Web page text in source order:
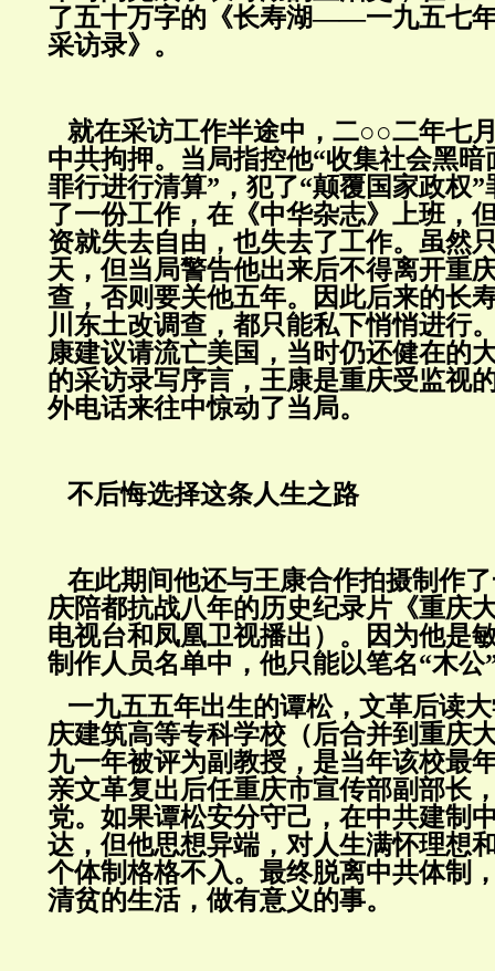
了五十万字的《长寿湖——一九五七
采访录》。
就在采访工作半途中，二○○二年七
中共拘押。当局指控他“收集社会黑暗
罪行进行清算”，犯了“颠覆国家政权
了一份工作，在《中华杂志》上班，
资就失去自由，也失去了工作。虽然
天，但当局警告他出来后不得离开重
查，否则要关他五年。因此后来的长
川东土改调查，都只能私下悄悄进行
康建议请流亡美国，当时仍还健在的
的采访录写序言，王康是重庆受监视
外电话来往中惊动了当局。
不后悔选择这条人生之路
在此期间他还与王康合作拍摄制作
庆陪都抗战八年的历史纪录片《重庆
电视台和凤凰卫视播出）。因为他是
制作人员名单中，他只能以笔名“木公
一九五五年出生的谭松，文革后读
庆建筑高等专科学校（后合并到重庆
九一年被评为副教授，是当年该校最
亲文革复出后任重庆市宣传部副部长
党。如果谭松安分守己，在中共建制
达，但他思想异端，对人生满怀理想
个体制格格不入。最终脱离中共体制
清贫的生活，做有意义的事。